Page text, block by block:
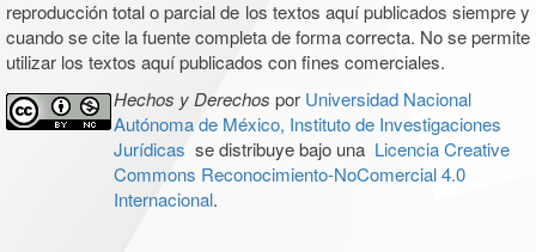
reproducción total o parcial de los textos aquí publicados siempre y
cuando se cite la fuente completa de forma correcta. No se permite
utilizar los textos aquí publicados con fines comerciales.
Hechos y Derechos por Universidad Nacional
Autónoma de México, Instituto de Investigaciones
Jurídicas se distribuye bajo una Licencia Creative
Commons Reconocimiento-NoComercial 4.0
Internacional.